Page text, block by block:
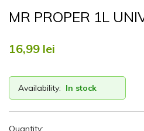
MR PROPER 1L
16,99 lei
Availability: In stock
Quantity: